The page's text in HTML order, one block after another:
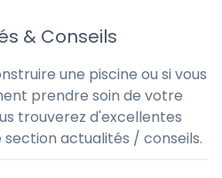
& Conseils
une piscine ou si vous
prendre soin de votre
trouverez d'excellentes
actualités / conseils.